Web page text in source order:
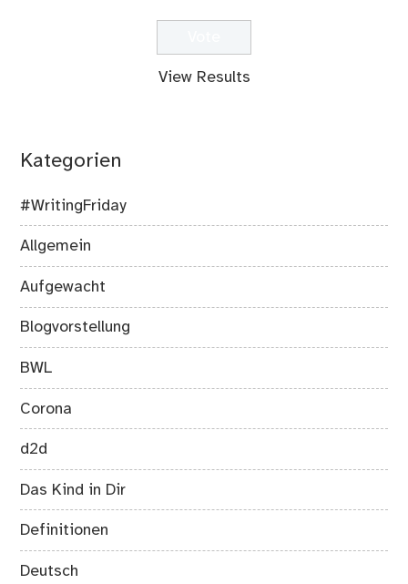
View Results
Kategorien
#WritingFriday
Allgemein
Aufgewacht
Blogvorstellung
BWL
Corona
d2d
Das Kind in Dir
Definitionen
Deutsch